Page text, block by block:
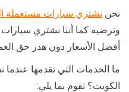
نحن نشتري سيارات مستعملة
وترضيه كما أننا نشتري سيارات
أفضل الأسعار دون هدر حق
ما الخدمات التي نقدمها
الكويت؟ نقوم بما يلي: